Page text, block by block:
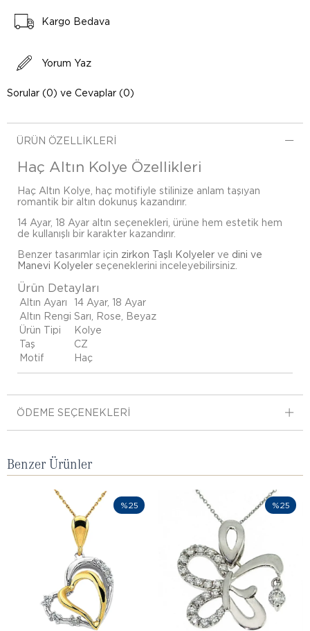
Kargo Bedava
Yorum Yaz
Sorular (0) ve Cevaplar (0)
ÜRÜN ÖZELLIKLERI
Haç Altın Kolye Özellikleri
Haç Altın Kolye, haç motifiyle stilinize anlam taşıyan
romantik bir altın dokunuş kazandırır.
14 Ayar, 18 Ayar altın seçenekleri, ürüne hem estetik hem
de kullanışlı bir karakter kazandırır.
Benzer tasarımlar için zirkon Taşlı Kolyeler ve dini ve
Manevi Kolyeler seçeneklerini inceleyebilirsiniz.
Ürün Detayları
Altın Ayarı
14 Ayar, 18 Ayar
Altın Rengi Sarı, Rose, Beyaz
Ürün Tipi
Kolye
Taş
CZ
Motif
Haç
ÖDEME SEÇENEKLERI
Benzer Ürünler
%25 %25